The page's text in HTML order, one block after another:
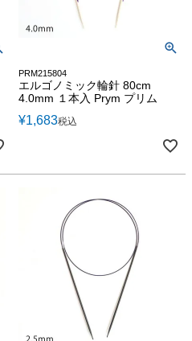
PRM215804
エルゴノミック輪針 80cm
4.0mm １本入 Prym プリム
¥1,683税込